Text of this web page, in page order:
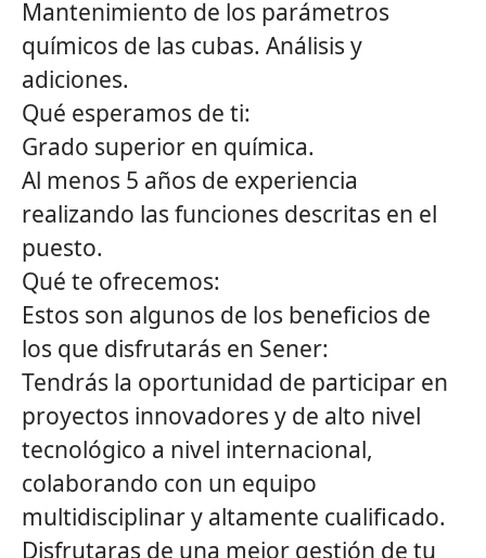
Mantenimiento de los parámetros
químicos de las cubas. Análisis y
adiciones.
Qué esperamos de ti:
Grado superior en química.
Al menos 5 años de experiencia
realizando las funciones descritas en el
puesto.
Qué te ofrecemos:
Estos son algunos de los beneficios de
los que disfrutarás en Sener:
Tendrás la oportunidad de participar en
proyectos innovadores y de alto nivel
tecnológico a nivel internacional,
colaborando con un equipo
multidisciplinar y altamente cualificado.
Disfrutaras de una mejor gestión de tu